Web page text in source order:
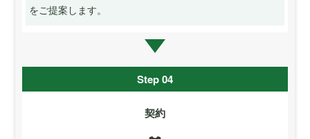
をご提案します。
Step 04
契約